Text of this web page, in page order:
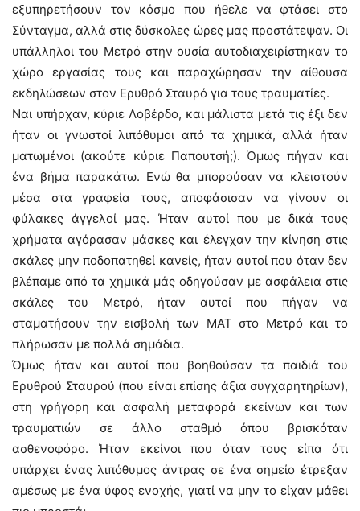
εξυπηρετήσουν τον κόσμο που ήθελε να φτάσει στο
Σύνταγμα, αλλά στις δύσκολες ώρες μας προστάτεψαν. Οι
υπάλληλοι του Μετρό στην ουσία αυτοδιαχειρίστηκαν το
χώρο εργασίας τους και παραχώρησαν την αίθουσα
εκδηλώσεων στον Ερυθρό Σταυρό για τους τραυματίες.
Ναι υπήρχαν, κύριε Λοβέρδο, και μάλιστα μετά τις έξι δεν
ήταν οι γνωστοί λιπόθυμοι από τα χημικά, αλλά ήταν
ματωμένοι (ακούτε κύριε Παπουτσή;). Όμως πήγαν και
ένα βήμα παρακάτω. Ενώ θα μπορούσαν να κλειστούν
μέσα στα γραφεία τους, αποφάσισαν να γίνουν οι
φύλακες άγγελοί μας. Ήταν αυτοί που με δικά τους
χρήματα αγόρασαν μάσκες και έλεγχαν την κίνηση στις
σκάλες μην ποδοπατηθεί κανείς, ήταν αυτοί που όταν δεν
βλέπαμε από τα χημικά μάς οδηγούσαν με ασφάλεια στις
σκάλες του Μετρό, ήταν αυτοί που πήγαν να
σταματήσουν την εισβολή των ΜΑΤ στο Μετρό και το
πλήρωσαν με πολλά σημάδια.
Όμως ήταν και αυτοί που βοηθούσαν τα παιδιά του
Ερυθρού Σταυρού (που είναι επίσης άξια συγχαρητηρίων),
στη γρήγορη και ασφαλή μεταφορά εκείνων και των
τραυματιών σε άλλο σταθμό όπου βρισκόταν
ασθενοφόρο. Ήταν εκείνοι που όταν τους είπα ότι
υπάρχει ένας λιπόθυμος άντρας σε ένα σημείο έτρεξαν
αμέσως με ένα ύφος ενοχής, γιατί να μην το είχαν μάθει